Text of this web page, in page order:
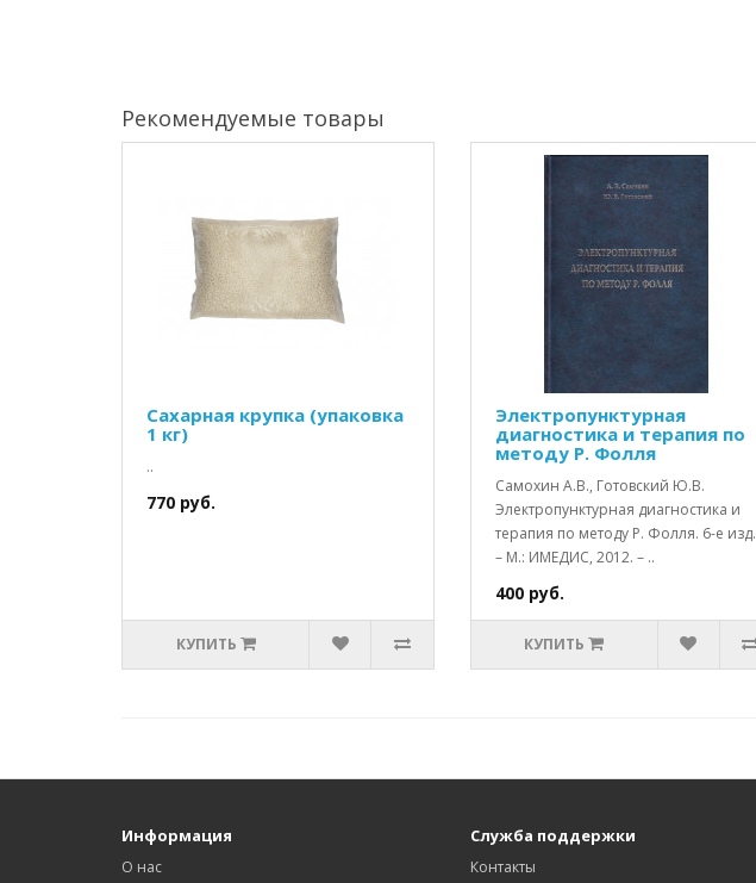
Рекомендуемые товары
Сахарная крупка (упаковка
1 кг)
..
770 руб.
КУПИТЬ
Электропунктурная
диагностика и терапия по
методу Р. Фолля
Самохин А.В., Готовский Ю.В.
Электропунктурная диагностика и
терапия по методу Р. Фолля. 6-е изд.
– М.: ИМЕДИС, 2012. – ..
400 руб.
КУПИТЬ
Информация
О нас
Служба поддержки
Контакты